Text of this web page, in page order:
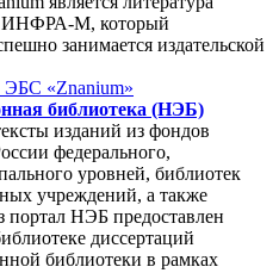
ИНФРА-М, который
занимается издательской
ЭБС «Znanium»
библиотека (НЭБ)
изданий из фондов
федерального,
уровней, библиотек
учреждений, а также
портал НЭБ предоставлен
диссертаций
библиотеки в рамках